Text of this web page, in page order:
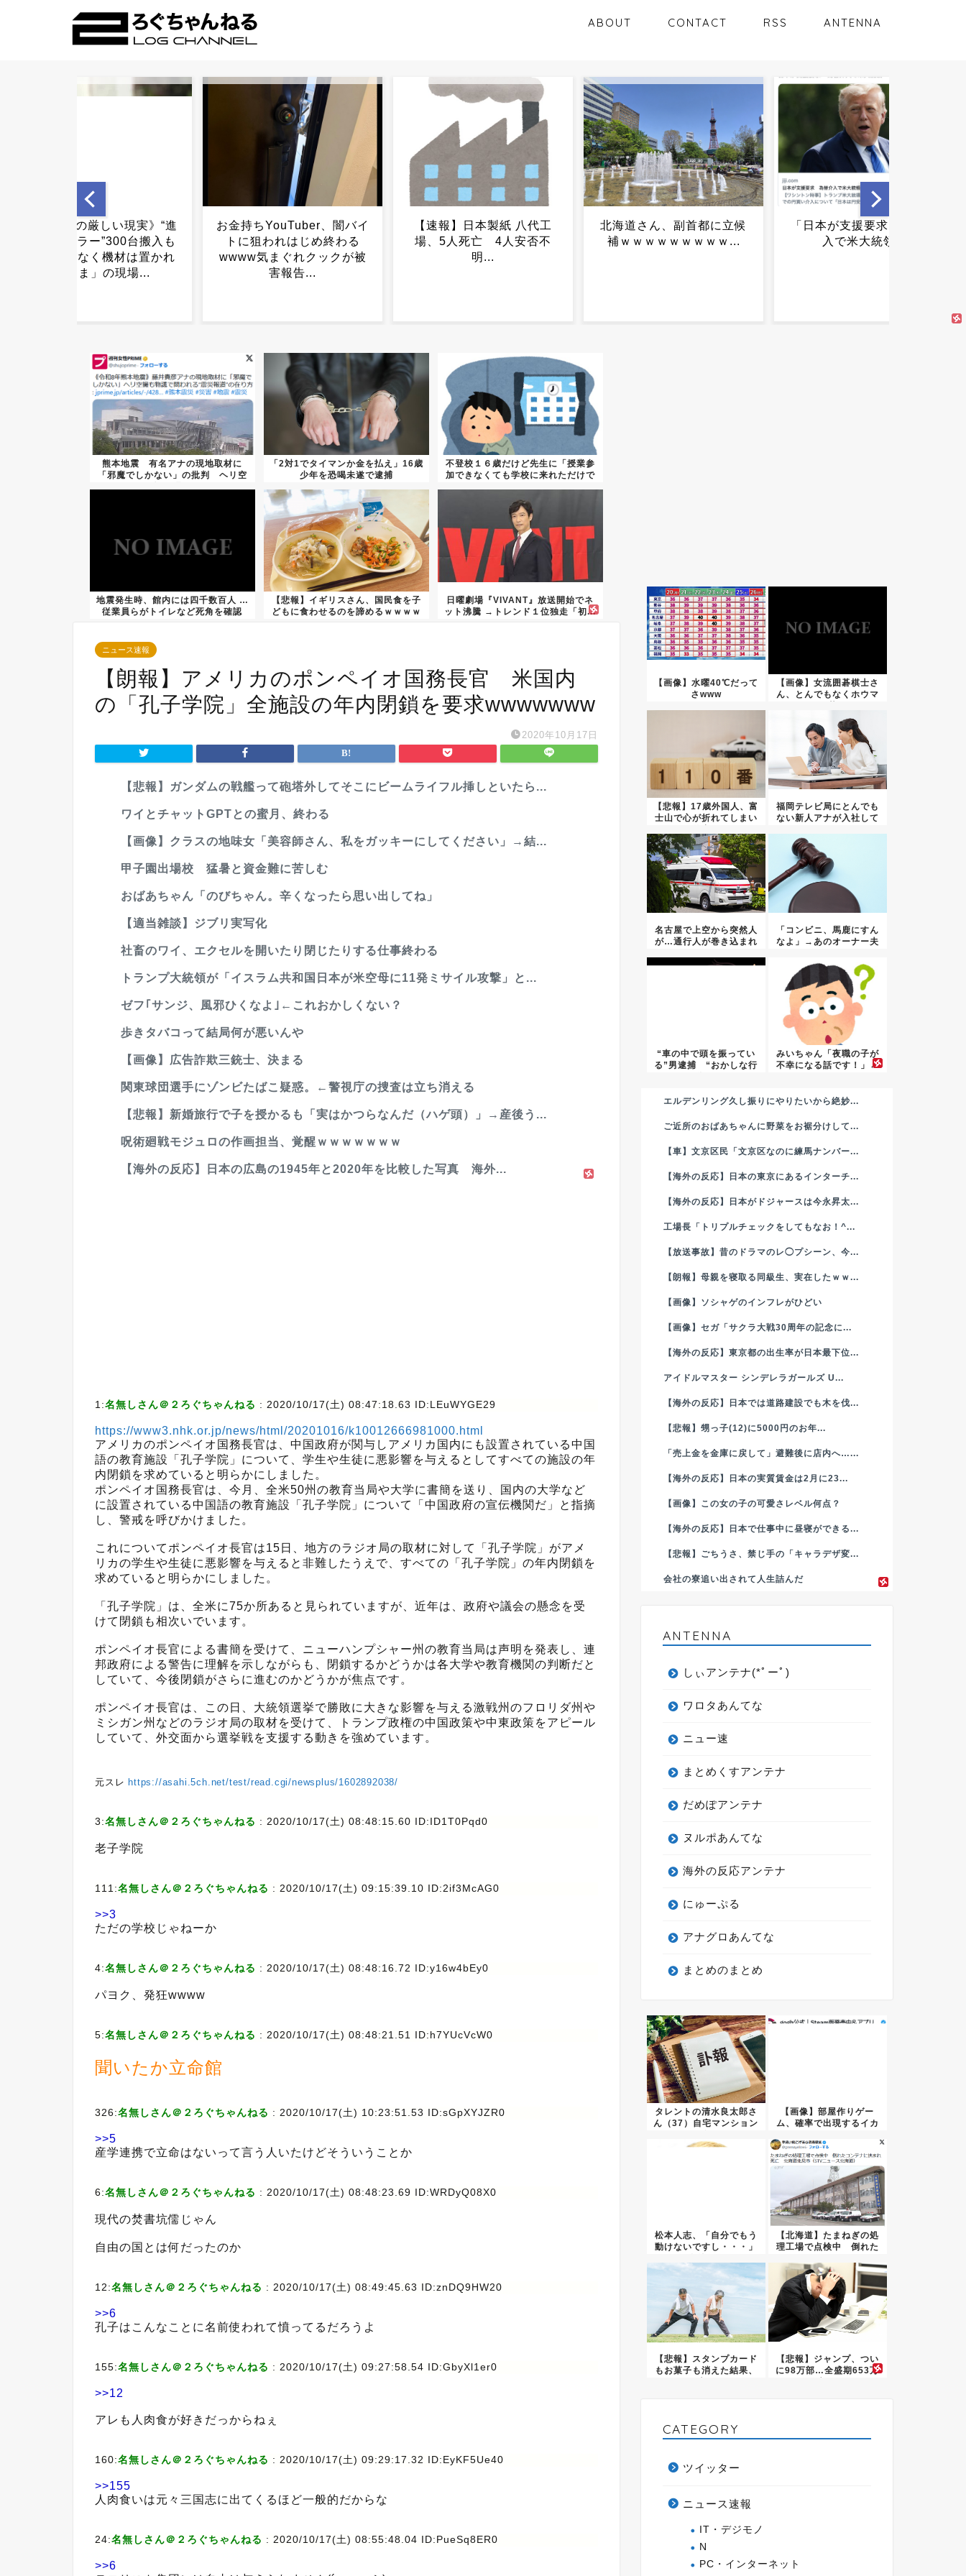
ABOUT CONTACT RSS ANTENNA
【速報】日本製紙 八代工
場、5人死亡 4人安否不
明...
北海道さん、副首都に立候
補ｗｗｗｗｗｗｗｗｗ...
「日本が支援要求」為替介
入で米大統領...
【夏の悲劇】父親、溺れた
息子を救おうとしてﾀﾋ亡 →
お金持ちYouTuber、闇バイ
トに狙われはじめ終わる
wwww気まぐれクックが被
害報告...
熊本地震 有名アナの現地取材に
「邪魔でしかない」の批判 ヘリ空
「2対1でタイマンか金を払え」16歳
少年を恐喝未遂で逮捕
不登校１６歳だけど先生に「授業参
加できなくても学校に来れただけで
地震発生時、館内には四千数百人 …
従業員らがトイレなど死角を確認
【悲報】イギリスさん、国民食を子
どもに食わせるのを諦めるｗｗｗｗ
日曜劇場『VIVANT』放送開始でネ
ット沸騰 →トレンド１位独走「初...
ニュース速報
【朗報】アメリカのポンペイオ国務長官 米国内
の「孔子学院」全施設の年内閉鎖を要求wwwwwww
2020年10月17日
【悲報】ガンダムの戦艦って砲塔外してそこにビームライフル挿しといたら...
ワイとチャットGPTとの蜜月、終わる
【画像】クラスの地味女「美容師さん、私をガッキーにしてください」→結...
甲子園出場校 猛暑と資金難に苦しむ
おばあちゃん「のびちゃん。辛くなったら思い出してね」
【適当雑談】ジブリ実写化
社畜のワイ、エクセルを開いたり閉じたりする仕事終わる
トランプ大統領が「イスラム共和国日本が米空母に11発ミサイル攻撃」と...
ゼフ｢サンジ、風邪ひくなよ｣←これおかしくない？
歩きタバコって結局何が悪いんや
【画像】広告詐欺三銃士、決まる
関東球団選手にゾンビたばこ疑惑。←警視庁の捜査は立ち消える
【悲報】新婚旅行で子を授かるも「実はかつらなんだ（ハゲ頭）」→産後う...
呪術廻戦モジュロの作画担当、覚醒ｗｗｗｗｗｗｗ
【海外の反応】日本の広島の1945年と2020年を比較した写真 海外...
1:名無しさん＠２ろぐちゃんねる : 2020/10/17(土) 08:47:18.63 ID:LEuWYGE29
https://www3.nhk.or.jp/news/html/20201016/k10012666981000.html
アメリカのポンペイオ国務長官は、中国政府が関与しアメリカ国内にも設置されている中国
語の教育施設「孔子学院」について、学生や生徒に悪影響を与えるとしてすべての施設の年
内閉鎖を求めていると明らかにしました。
ポンペイオ国務長官は、今月、全米50州の教育当局や大学に書簡を送り、国内の大学など
に設置されている中国語の教育施設「孔子学院」について「中国政府の宣伝機関だ」と指摘
し、警戒を呼びかけました。
これについてポンペイオ長官は15日、地方のラジオ局の取材に対して「孔子学院」がアメ
リカの学生や生徒に悪影響を与えると非難したうえで、すべての「孔子学院」の年内閉鎖を
求めていると明らかにしました。
「孔子学院」は、全米に75か所あると見られていますが、近年は、政府や議会の懸念を受
けて閉鎖も相次いでいます。
ポンペイオ長官による書簡を受けて、ニューハンプシャー州の教育当局は声明を発表し、連
邦政府による警告に理解を示しながらも、閉鎖するかどうかは各大学や教育機関の判断だと
していて、今後閉鎖がさらに進むのかどうかが焦点です。
ポンペイオ長官は、この日、大統領選挙で勝敗に大きな影響を与える激戦州のフロリダ州や
ミシガン州などのラジオ局の取材を受けて、トランプ政権の中国政策や中東政策をアピール
していて、外交面から選挙戦を支援する動きを強めています。
元スレ https://asahi.5ch.net/test/read.cgi/newsplus/1602892038/
3:名無しさん＠２ろぐちゃんねる : 2020/10/17(土) 08:48:15.60 ID:ID1T0Pqd0
老子学院
111:名無しさん＠２ろぐちゃんねる : 2020/10/17(土) 09:15:39.10 ID:2if3McAG0
>>3
ただの学校じゃねーか
4:名無しさん＠２ろぐちゃんねる : 2020/10/17(土) 08:48:16.72 ID:y16w4bEy0
パヨク、発狂wwww
5:名無しさん＠２ろぐちゃんねる : 2020/10/17(土) 08:48:21.51 ID:h7YUcVcW0
聞いたか立命館
326:名無しさん＠２ろぐちゃんねる : 2020/10/17(土) 10:23:51.53 ID:sGpXYJZR0
>>5
産学連携で立命はないって言う人いたけどそういうことか
6:名無しさん＠２ろぐちゃんねる : 2020/10/17(土) 08:48:23.69 ID:WRDyQ08X0
現代の焚書坑儒じゃん
自由の国とは何だったのか
12:名無しさん＠２ろぐちゃんねる : 2020/10/17(土) 08:49:45.63 ID:znDQ9HW20
>>6
孔子はこんなことに名前使われて憤ってるだろうよ
155:名無しさん＠２ろぐちゃんねる : 2020/10/17(土) 09:27:58.54 ID:GbyXl1er0
>>12
アレも人肉食が好きだっからねぇ
160:名無しさん＠２ろぐちゃんねる : 2020/10/17(土) 09:29:17.32 ID:EyKF5Ue40
>>155
人肉食いは元々三国志に出てくるほど一般的だからな
24:名無しさん＠２ろぐちゃんねる : 2020/10/17(土) 08:55:48.04 ID:PueSq8ER0
>>6
【画像】水曜40℃だって
さwww
【画像】女流囲碁棋士さ
ん、とんでもなくホウマ
【悲報】17歳外国人、富
士山で心が折れてしまい
福岡テレビ局にとんでも
ない新人アナが入社して
名古屋で上空から突然人
が…通行人が巻き込まれ
「コンビニ、馬鹿にすん
なよ」→あのオーナー夫
“車の中で頭を振ってい
る”男逮捕 “おかしな行
みいちゃん「夜職の子が
不幸になる話です！」←
エルデンリング久し振りにやりたいから絶妙...
ご近所のおばあちゃんに野菜をお裾分けして...
【車】文京区民「文京区なのに練馬ナンバー...
【海外の反応】日本の東京にあるインターチ...
【海外の反応】日本がドジャースは今永昇太...
工場長「トリプルチェックをしてもなお！^...
【放送事故】昔のドラマのレ◯プシーン、今...
【朗報】母親を寝取る同級生、実在したｗｗ...
【画像】ソシャゲのインフレがひどい
【画像】セガ「サクラ大戦30周年の記念に...
【海外の反応】東京都の出生率が日本最下位...
アイドルマスター シンデレラガールズ U...
【海外の反応】日本では道路建設でも木を伐...
【悲報】甥っ子(12)に5000円のお年...
「売上金を金庫に戻して」避難後に店内へ…...
【海外の反応】日本の実質賃金は2月に23...
【画像】この女の子の可愛さレベル何点？
【海外の反応】日本で仕事中に昼寝ができる...
【悲報】ごちうさ、禁じ手の「キャラデザ変...
会社の寮追い出されて人生詰んだ
ANTENNA
しぃアンテナ(*ﾟーﾟ)
ワロタあんてな
ニュー速
まとめくすアンテナ
だめぽアンテナ
ヌルポあんてな
海外の反応アンテナ
にゅーぷる
アナグロあんてな
まとめのまとめ
タレントの清水良太郎さ
ん（37）自宅マンション
【画像】部屋作りゲー
ム、確率で出現するイカ
松本人志、「自分でもう
動けないですし・・・」
【北海道】たまねぎの処
理工場で点検中 倒れた
【悲報】スタンプカード
もお菓子も消えた結果、
【悲報】ジャンプ、つい
に98万部…全盛期653万
CATEGORY
ツイッター
ニュース速報
IT・デジモノ
N
PC・インターネット